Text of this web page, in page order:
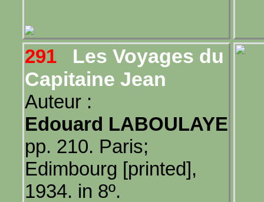
291
Les Voyages du
Capitaine Jean
Auteur :
Edouard LABOULAYE
pp. 210. Paris;
Edimbourg [printed],
1934. in 8º.